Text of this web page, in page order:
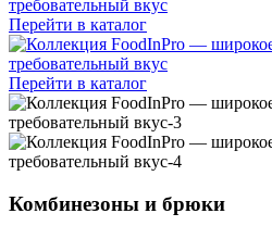
Перейти в каталог
Перейти в каталог
Комбинезоны и брюки